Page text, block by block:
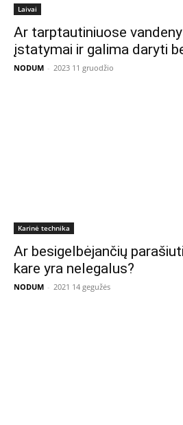
Laivai
Ar tarptautiniuose
įstatymai ir galima daryti
NODUM - 2023 11 gruodžio
Karinė technika
Ar besigelbėjančių
kare yra nelegalus?
NODUM - 2021 14 gegužės